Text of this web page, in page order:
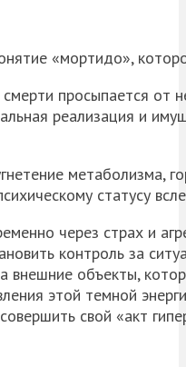
«мортидо»,
просыпается от
реализация и
метаболизма,
статусу
через страх и
контроль за
внешние объекты,
этой темной
свой «акт